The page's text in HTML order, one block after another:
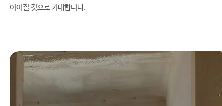
이어질 것으로 기대합니다.